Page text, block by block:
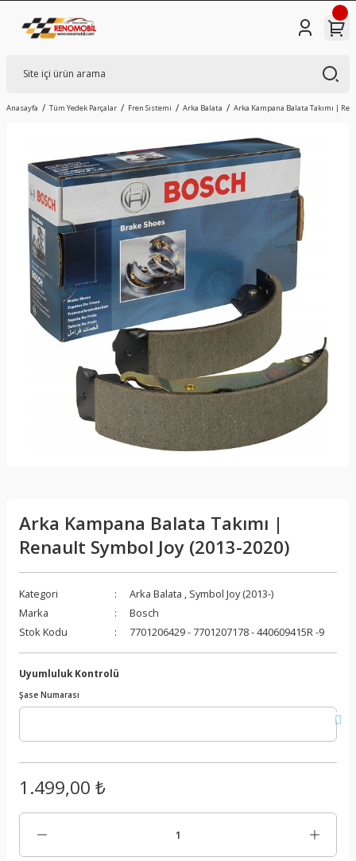
Anasayfa Tüm Yedek Parçalar Fren Sistemi Arka Balata Arka Kampana Balata Takımı |
Arka Kampana Balata Takımı |
Renault Symbol Joy (2013-2020)
Kategori Arka Balata , Symbol Joy (2013-)
Marka
Bosch
Stok Kodu
7701206429 - 7701207178 - 440609415R -9
Uyumluluk Kontrolü
Şase Numarası
1.499,00 ₺